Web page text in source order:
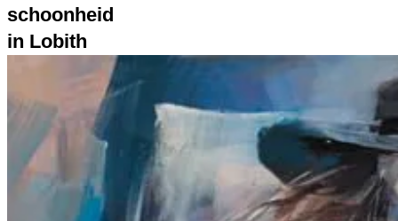
schoonheid
in Lobith